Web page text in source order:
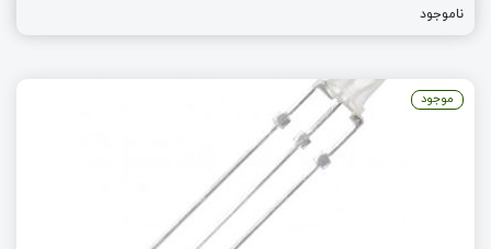
ناموجود
موجود